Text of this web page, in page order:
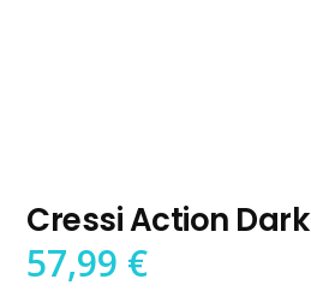
Cressi Action Dark
57,99 €